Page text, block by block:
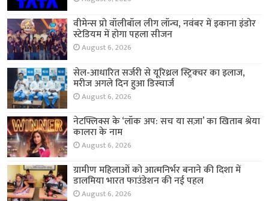
वीमेन्स प्रो वॉलीबॉल लीग लॉन्च, नवंबर में इकाना इंडोर
स्टेडियम में होगा पहला सीजन
August 6, 2026
सेल-आधारित सर्जरी से यूरिथ्रल स्ट्रिक्चर का इलाज,
मरीज अगले दिन हुआ डिस्चार्ज
August 6, 2026
नेटफ्लिक्स के ‘लॉक अप: सच या सज़ा’ का खिताब श्रेया
कालरा के नाम
August 6, 2026
ग्रामीण महिलाओं को आत्मनिर्भर बनाने की दिशा में
डालमिया भारत फाउंडेशन की नई पहल
August 6, 2026